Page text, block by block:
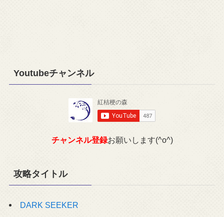
Youtubeチャンネル
チャンネル登録お願いします(^o^)
攻略タイトル
DARK SEEKER